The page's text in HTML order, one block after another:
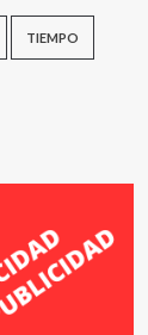
TIEMPO